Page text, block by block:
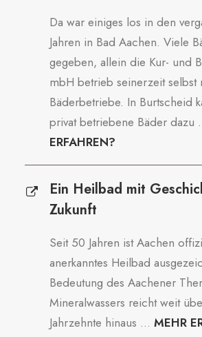
Da war einiges los in den
Jahren in Bad Aachen. Viele
gegeben, allein die Kur- und
mbH betrieb seinerzeit selbst
Bäderbetriebe. In Burtscheid
privat betriebene Bäder dazu
ERFAHREN?
Ein Heilbad mit
Zukunft
Seit 50 Jahren ist Aachen
anerkanntes Heilbad
Bedeutung des Aachener
Mineralwassers reicht weit
Jahrzehnte hinaus ... MEHR